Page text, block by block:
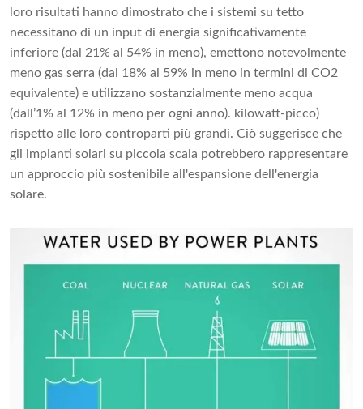
loro risultati hanno dimostrato che i sistemi su tetto
necessitano di un input di energia significativamente
inferiore (dal 21% al 54% in meno), emettono notevolmente
meno gas serra (dal 18% al 59% in meno in termini di CO2
equivalente) e utilizzano sostanzialmente meno acqua
(dall’1% al 12% in meno per ogni anno). kilowatt-picco)
rispetto alle loro controparti più grandi. Ciò suggerisce che
gli impianti solari su piccola scala potrebbero rappresentare
un approccio più sostenibile all'espansione dell'energia
solare.